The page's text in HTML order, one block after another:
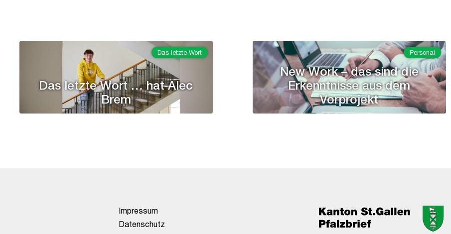
Das letzte Wort … hat Alec
Brem
Das letzte Wort
New Work – das sind die
Erkenntnisse aus dem
Vorprojekt
Personal
Impressum
Datenschutz